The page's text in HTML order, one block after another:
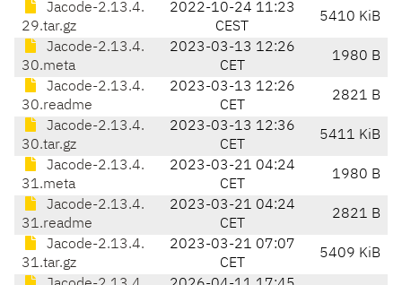
Jacode-2.13.4.
29.tar.gz
2022-10-24 11:23
CEST
5410 KiB
Jacode-2.13.4.
30.meta
2023-03-13 12:26
CET
1980 B
Jacode-2.13.4.
30.readme
2023-03-13 12:26
CET
2821 B
Jacode-2.13.4.
30.tar.gz
2023-03-13 12:36
CET
5411 KiB
Jacode-2.13.4.
31.meta
2023-03-21 04:24
CET
1980 B
Jacode-2.13.4.
31.readme
2023-03-21 04:24
CET
2821 B
Jacode-2.13.4.
31.tar.gz
2023-03-21 07:07
CET
5409 KiB